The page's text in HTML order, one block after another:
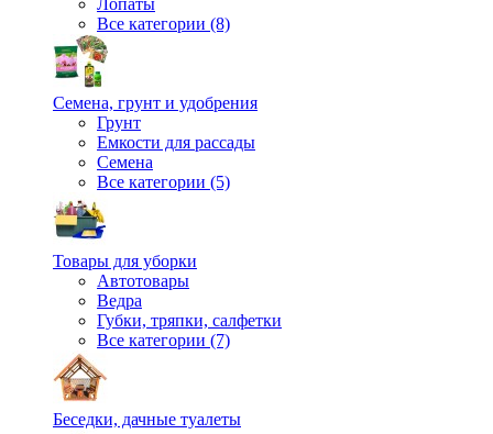
Лопаты
Все категории (8)
Семена, грунт и удобрения
Грунт
Емкости для рассады
Семена
Все категории (5)
Товары для уборки
Автотовары
Ведра
Губки, тряпки, салфетки
Все категории (7)
Беседки, дачные туалеты